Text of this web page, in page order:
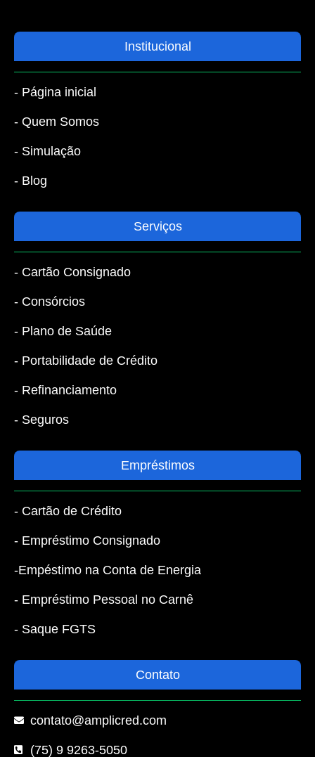
Institucional
- Página inicial
- Quem Somos
- Simulação
- Blog
Serviços
- Cartão Consignado
- Consórcios
- Plano de Saúde
- Portabilidade de Crédito
- Refinanciamento
- Seguros
Empréstimos
- Cartão de Crédito
- Empréstimo Consignado
-Empéstimo na Conta de Energia
- Empréstimo Pessoal no Carnê
- Saque FGTS
Contato
contato@amplicred.com
(75) 9 9263-5050